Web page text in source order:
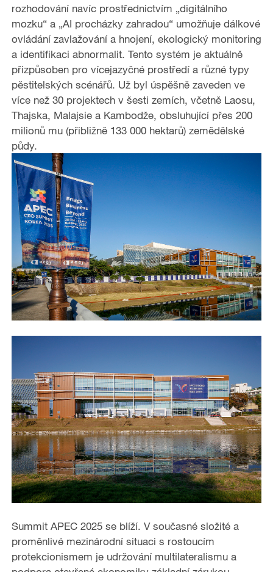
rozhodování navíc prostřednictvím „digitálního
mozku“ a „AI procházky zahradou“ umožňuje dálkové
ovládání zavlažování a hnojení, ekologický monitoring
a identifikaci abnormalit. Tento systém je aktuálně
přizpůsoben pro vícejazyčné prostředí a různé typy
pěstitelských scénářů. Už byl úspěšně zaveden ve
více než 30 projektech v šesti zemích, včetně Laosu,
Thajska, Malajsie a Kambodže, obsluhující přes 200
milionů mu (přibližně 133 000 hektarů) zemědělské
půdy.
Summit APEC 2025 se blíží. V současné složité a
proměnlivé mezinárodní situaci s rostoucím
protekcionismem je udržování multilateralismu a